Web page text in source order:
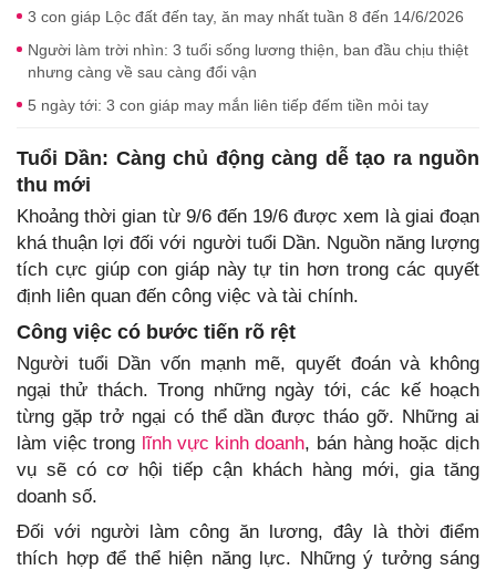
3 con giáp Lộc đất đến tay, ăn may nhất tuần 8 đến 14/6/2026
Người làm trời nhìn: 3 tuổi sống lương thiện, ban đầu chịu thiệt
nhưng càng về sau càng đổi vận
5 ngày tới: 3 con giáp may mắn liên tiếp đếm tiền mỏi tay
Tuổi Dần: Càng chủ động càng dễ tạo ra nguồn
thu mới
Khoảng thời gian từ 9/6 đến 19/6 được xem là giai đoạn
khá thuận lợi đối với người tuổi Dần. Nguồn năng lượng
tích cực giúp con giáp này tự tin hơn trong các quyết
định liên quan đến công việc và tài chính.
Công việc có bước tiến rõ rệt
Người tuổi Dần vốn mạnh mẽ, quyết đoán và không
ngại thử thách. Trong những ngày tới, các kế hoạch
từng gặp trở ngại có thể dần được tháo gỡ. Những ai
làm việc trong lĩnh vực kinh doanh, bán hàng hoặc dịch
vụ sẽ có cơ hội tiếp cận khách hàng mới, gia tăng
doanh số.
Đối với người làm công ăn lương, đây là thời điểm
thích hợp để thể hiện năng lực. Những ý tưởng sáng